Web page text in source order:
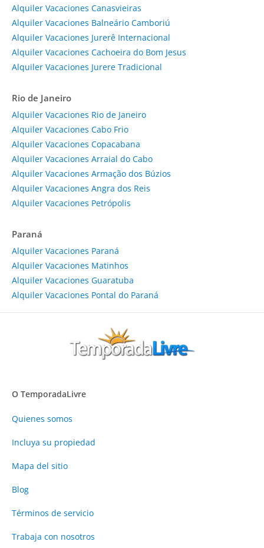
Alquiler Vacaciones Canasvieiras
Alquiler Vacaciones Balneário Camboriú
Alquiler Vacaciones Jurerê Internacional
Alquiler Vacaciones Cachoeira do Bom Jesus
Alquiler Vacaciones Jurere Tradicional
Rio de Janeiro
Alquiler Vacaciones Rio de Janeiro
Alquiler Vacaciones Cabo Frio
Alquiler Vacaciones Copacabana
Alquiler Vacaciones Arraial do Cabo
Alquiler Vacaciones Armação dos Búzios
Alquiler Vacaciones Angra dos Reis
Alquiler Vacaciones Petrópolis
Paraná
Alquiler Vacaciones Paraná
Alquiler Vacaciones Matinhos
Alquiler Vacaciones Guaratuba
Alquiler Vacaciones Pontal do Paraná
O TemporadaLivre
Quienes somos
Incluya su propiedad
Mapa del sitio
Blog
Términos de servicio
Trabaja con nosotros